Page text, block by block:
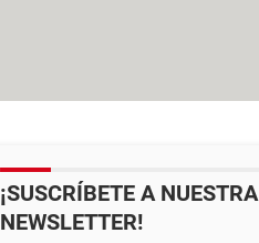
¡SUSCRÍBETE A NUESTRA
NEWSLETTER!